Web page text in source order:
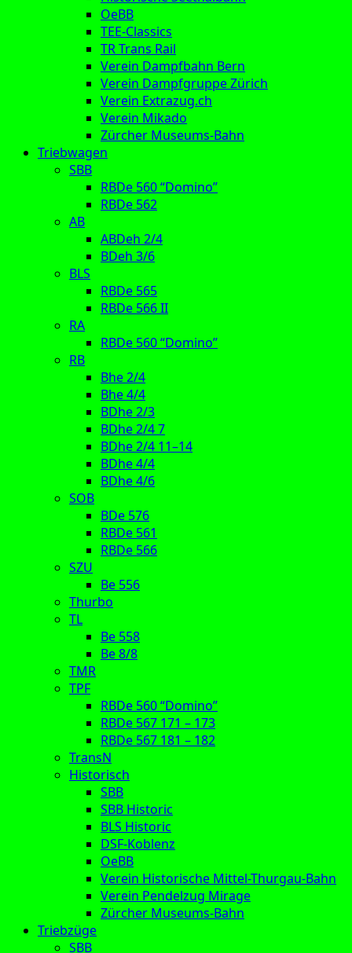
OeBB
TEE-Classics
TR Trans Rail
Verein Dampfbahn Bern
Verein Dampfgruppe Zürich
Verein Extrazug.ch
Verein Mikado
Zürcher Museums-Bahn
Triebwagen
SBB
RBDe 560 “Domino”
RBDe 562
AB
ABDeh 2/4
BDeh 3/6
BLS
RBDe 565
RBDe 566 II
RA
RBDe 560 “Domino”
RB
Bhe 2/4
Bhe 4/4
BDhe 2/3
BDhe 2/4 7
BDhe 2/4 11–14
BDhe 4/4
BDhe 4/6
SOB
BDe 576
RBDe 561
RBDe 566
SZU
Be 556
Thurbo
TL
Be 558
Be 8/8
TMR
TPF
RBDe 560 “Domino”
RBDe 567 171 – 173
RBDe 567 181 – 182
TransN
Historisch
SBB
SBB Historic
BLS Historic
DSF-Koblenz
OeBB
Verein Historische Mittel-Thurgau-Bahn
Verein Pendelzug Mirage
Zürcher Museums-Bahn
Triebzüge
SBB